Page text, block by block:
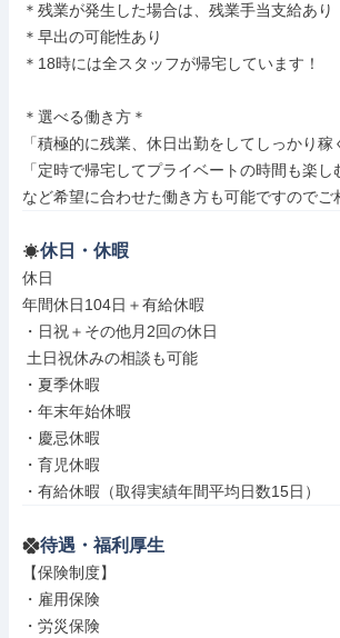
＊残業が発生した場合は、残業手当支給あり
＊早出の可能性あり
＊18時には全スタッフが帰宅しています！
＊選べる働き方＊
「積極的に残業、休日出勤をしてしっかり稼
「定時で帰宅してプライベートの時間も楽し
など希望に合わせた働き方も可能ですのでご
休日・休暇
休日
年間休日104日＋有給休暇
・日祝＋その他月2回の休日
・夏季休暇
・年末年始休暇
・慶忌休暇
・育児休暇
・有給休暇（取得実績年間平均日数15日）
待遇・福利厚生
【保険制度】
・雇用保険
・労災保険